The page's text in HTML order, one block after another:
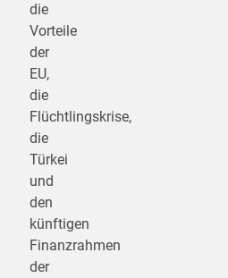
die
Vorteile
der
EU,
die
Flüchtlingskrise,
die
Türkei
und
den
künftigen
Finanzrahmen
der